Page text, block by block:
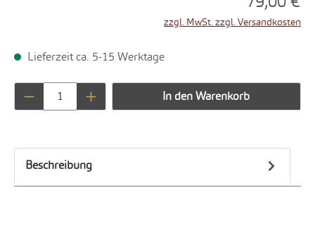
zzgl. MwSt. zzgl. Versandkosten
Lieferzeit ca. 5-15 Werktage
Produkt Anzahl: Gib den gewünschten
In den Warenkorb
Beschreibung